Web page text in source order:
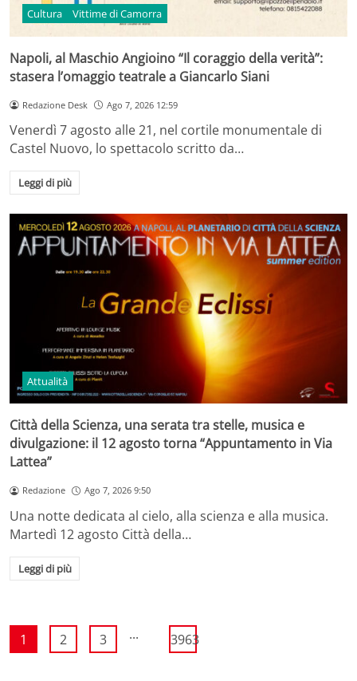
Cultura Vittime di Camorra
Napoli, al Maschio Angioino “Il coraggio della verità”:
stasera l’omaggio teatrale a Giancarlo Siani
Redazione Desk Ago 7, 2026 12:59
Venerdì 7 agosto alle 21, nel cortile monumentale di
Castel Nuovo, lo spettacolo scritto da…
Leggi di più
Attualità
Città della Scienza, una serata tra stelle, musica e
divulgazione: il 12 agosto torna “Appuntamento in Via
Lattea”
Redazione Ago 7, 2026 9:50
Una notte dedicata al cielo, alla scienza e alla musica.
Martedì 12 agosto Città della…
Leggi di più
1 2 3 ... 3963